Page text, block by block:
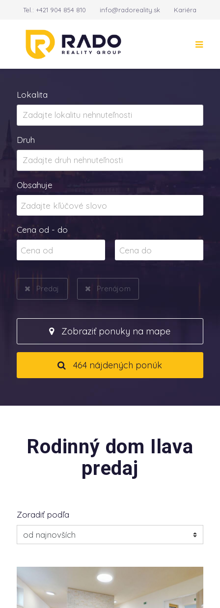
Tel.:+421 904 854 810 info@radoreality.sk Kariéra
Lokalita
Druh
Obsahuje
Cena od - do
Predaj Prenájom
Zobraziť ponuky na mape
464 nájdených ponúk
Rodinný dom Ilava
predaj
Zoradiť podľa